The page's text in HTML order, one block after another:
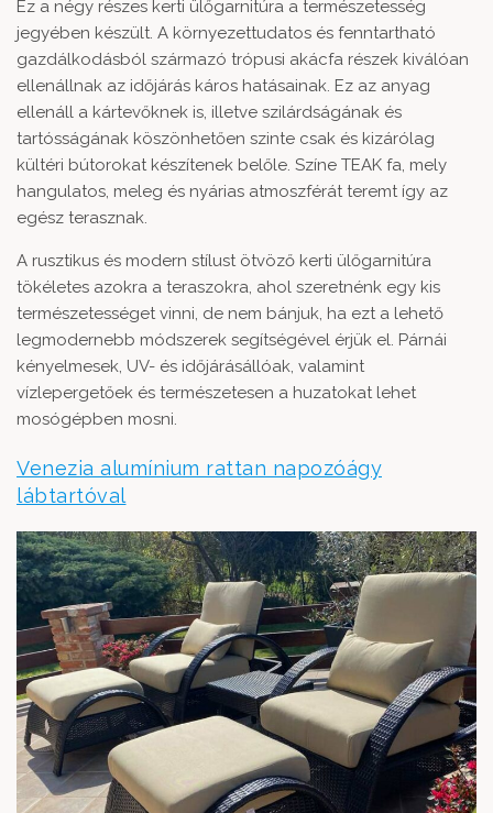
Ez a négy részes kerti ülőgarnitúra a természetesség
jegyében készült. A környezettudatos és fenntartható
gazdálkodásból származó trópusi akácfa részek kiválóan
ellenállnak az időjárás káros hatásainak. Ez az anyag
ellenáll a kártevőknek is, illetve szilárdságának és
tartósságának köszönhetően szinte csak és kizárólag
kültéri bútorokat készítenek belőle. Színe TEAK fa, mely
hangulatos, meleg és nyárias atmoszférát teremt így az
egész terasznak.
A rusztikus és modern stílust ötvöző kerti ülőgarnitúra
tökéletes azokra a teraszokra, ahol szeretnénk egy kis
természetességet vinni, de nem bánjuk, ha ezt a lehető
legmodernebb módszerek segítségével érjük el. Párnái
kényelmesek, UV- és időjárásállóak, valamint
vízlepergetőek és természetesen a huzatokat lehet
mosógépben mosni.
Venezia alumínium rattan napozóágy
lábtartóval